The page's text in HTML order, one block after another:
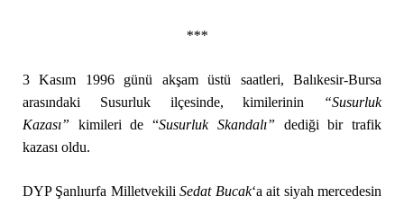
***
3 Kasım 1996 günü akşam üstü saatleri, Balıkesir-Bursa
arasındaki Susurluk ilçesinde, kimilerinin
“Susurluk
Kazası” kimileri de “Susurluk Skandalı” dediği bir trafik
kazası oldu.
DYP Şanlıurfa MilletvekiliSedat Bucak‘a ait siyah mercedesin